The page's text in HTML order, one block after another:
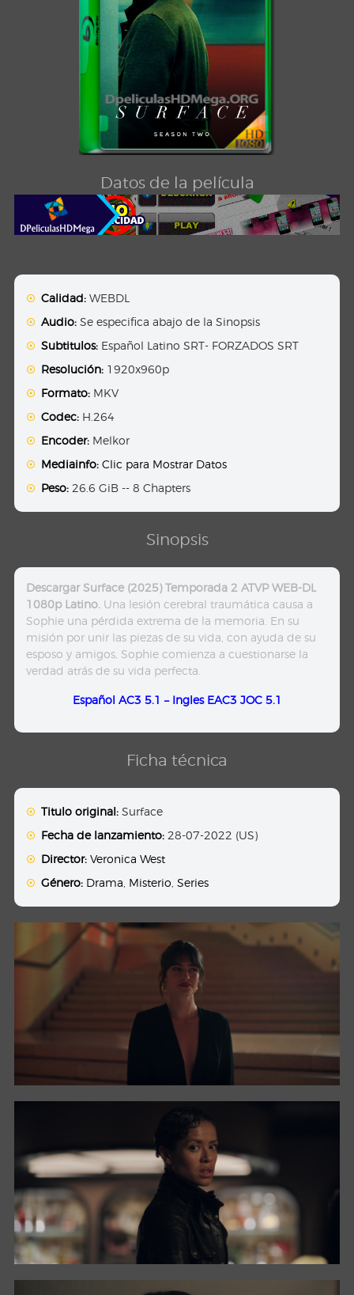
Datos de la película
Calidad: WEBDL
Audio: Se especifica abajo de la Sinopsis
Subtitulos: Español Latino SRT- FORZADOS SRT
Resolución: 1920x960p
Formato: MKV
Codec: H.264
Encoder: Melkor
Mediainfo: Clic para Mostrar Datos
Peso: 26.6 GiB -- 8 Chapters
Sinopsis
Descargar Surface (2025) Temporada 2 ATVP WEB-DL
1080p Latino. Una lesión cerebral traumática causa a
Sophie una pérdida extrema de la memoria. En su
misión por unir las piezas de su vida, con ayuda de su
esposo y amigos, Sophie comienza a cuestionarse la
verdad atrás de su vida perfecta.
Español AC3 5.1 – Ingles EAC3 JOC 5.1
Ficha técnica
Titulo original: Surface
Fecha de lanzamiento: 28-07-2022 (US)
Director: Veronica West
Género: Drama Misterio ,Series